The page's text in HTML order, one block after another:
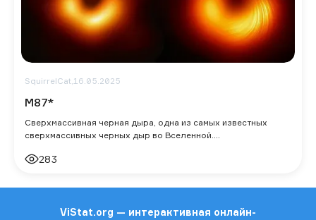
SquirrelCat,16.05.2025
M87*
Сверхмассивная черная дыра, одна из самых известных
сверхмассивных черных дыр во Вселенной.
283
ViStat.org — интерактивная онлайн-